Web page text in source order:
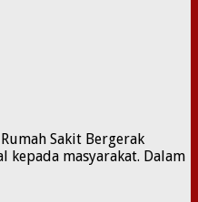
Sakit Bergerak
kepada masyarakat. Dalam